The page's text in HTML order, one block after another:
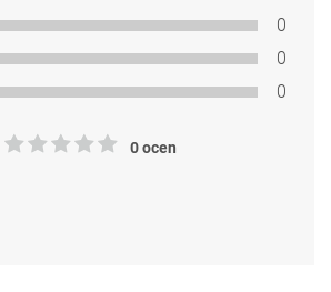
0
0
0
0 ocen